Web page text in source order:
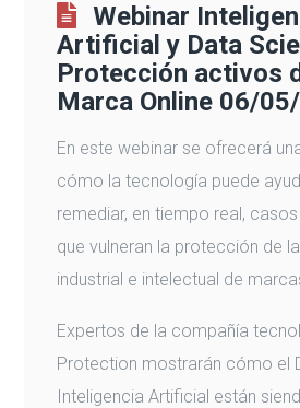
Webinar
Artificial y Data
Protección activos
Marca Online 06/
En este webinar se ofrecerá
cómo la tecnología puede
remediar, en tiempo real,
que vulneran la protección de
industrial e intelectual de
Expertos de la compañía
Protection mostrarán cómo el
Inteligencia Artificial están